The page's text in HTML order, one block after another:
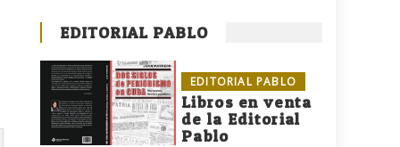
EDITORIAL PABLO
EDITORIAL PABLO
Libros en venta
de la Editorial
Pablo